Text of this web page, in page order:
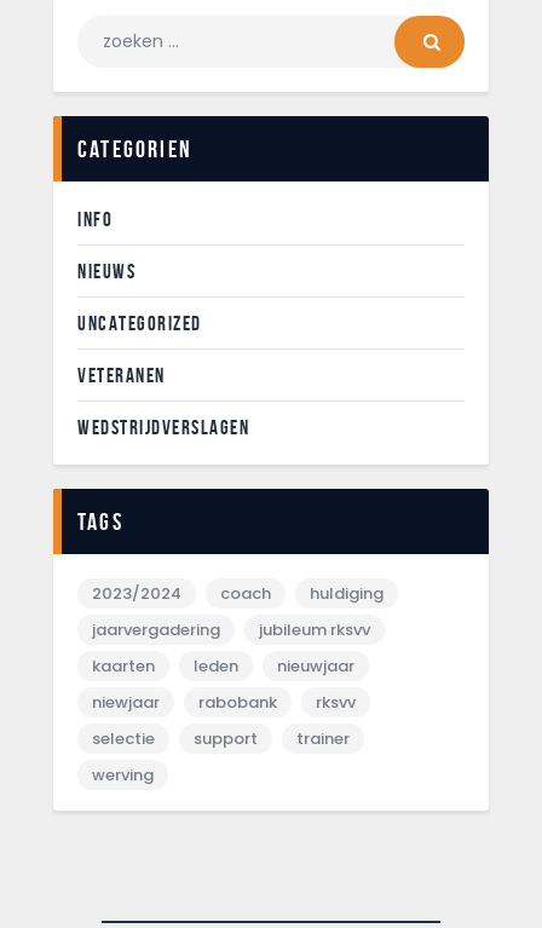
Categorien
INFO
NIEUWS
UNCATEGORIZED
VETERANEN
WEDSTRIJDVERSLAGEN
Tags
2023/2024 coach
huldiging
jaarvergadering
jubileum rksvv
kaarten
leden
nieuwjaar
niewjaar
rabobank
rksvv
selectie
support
trainer
werving